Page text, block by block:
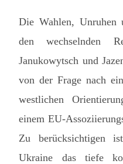
Die Wahlen, Unruhen
den wechselnden
Janukowytsch und
von der Frage nach
westlichen
einem EU-
Zu berücksichtigen
Ukraine das tiefe